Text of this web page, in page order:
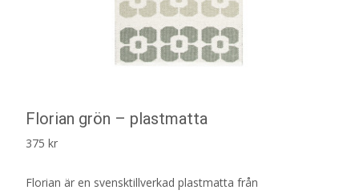
Florian grön – plastmatta
375 kr
Florian är en svensktillverkad plastmatta från